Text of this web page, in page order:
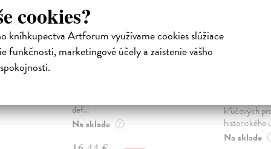
cookies?
kníhkupectva Artforum využívame cookies slúžiace
funkčnosti, marketingové účely a zaistenie vášho
o
Sociálne siete musia
byť zničené
Marec Samo
| Kniha
def...
Na sklade ?
sme.
kľúčových
historického
Na sklade